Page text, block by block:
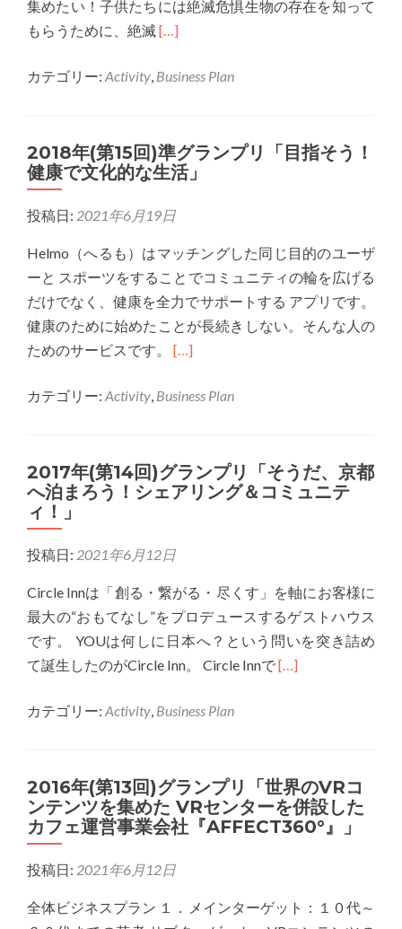
触
れ
か？
賞
物
た
当
て
商
な
ん
な
の
在
的
ー
答
え
た
リ
集めたい！子供たちには絶滅危惧生物の存在を知って
もらうために、絶滅 Read
about
(第
16
プ
レ
ゼ
ン
賞
た
中
心
人
た
ち
に
も
ぶ・
楽
し
む」
届
け
[…]
カテゴリー: Activity, Business Plan
2018年(第15回)準グランプリ「目指そう！
健康で文化的な生活」
投稿日: 2021年6月19日
Helmo（へるも）はマッチングした同じ目的のユーザ
ーと スポーツをすることでコミュニティの輪を広げる
だけでなく、健康を全力でサポートする アプリです。
健康のために始めたことが長続きしない。そんな人の
ためのサービスです。 Read
about
(第
15
グ
ラ
ン
プ
リ
指
健
康
で
化
[…]
カテゴリー: Activity, Business Plan
2017年(第14回)グランプリ「そうだ、京都
へ泊まろう！シェアリング＆コミュニテ
ィ！」
投稿日: 2021年6月12日
Circle Innは「創る・繋がる・尽くす」を軸にお客様に
最大の“おもてなし”をプロデュースするゲストハウス
です。 YOUは何しに日本へ？という問いを突き詰め
て誕生したのがCircle Inn。 Circle InnでRead
(第
14
回)
ン
[…]
カテゴリー: Activity, Business Plan
2016年(第13回)グランプリ「世界のVRコ
ンテンツを集めた VRセンターを併設した
カフェ運営事業会社『AFFECT360°』」
投稿日: 2021年6月12日
全体ビジネスプラン １．メインターゲット：１０代～